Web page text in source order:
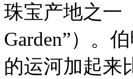
珠宝产地之一
Garden”）。
的运河加起来